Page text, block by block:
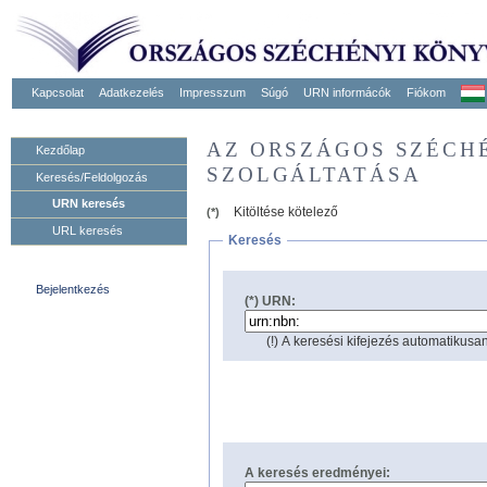
Kapcsolat Adatkezelés Impresszum Súgó URN informácók Fiókom
Kezdőlap
Keresés/Feldolgozás
URN keresés
URL keresés
Bejelentkezés
AZ ORSZÁGOS
SZOLGÁLTATÁSA
(*)
Kitöltése kötelező
Keresés
(*) URN:
(!) A keresési kifejezés
A keresés eredményei: